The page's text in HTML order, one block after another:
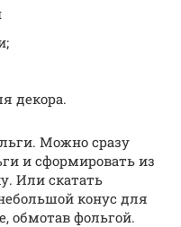
декора.
Можно сразу
и сформировать из
Или скатать
конус для
обмотав фольгой.